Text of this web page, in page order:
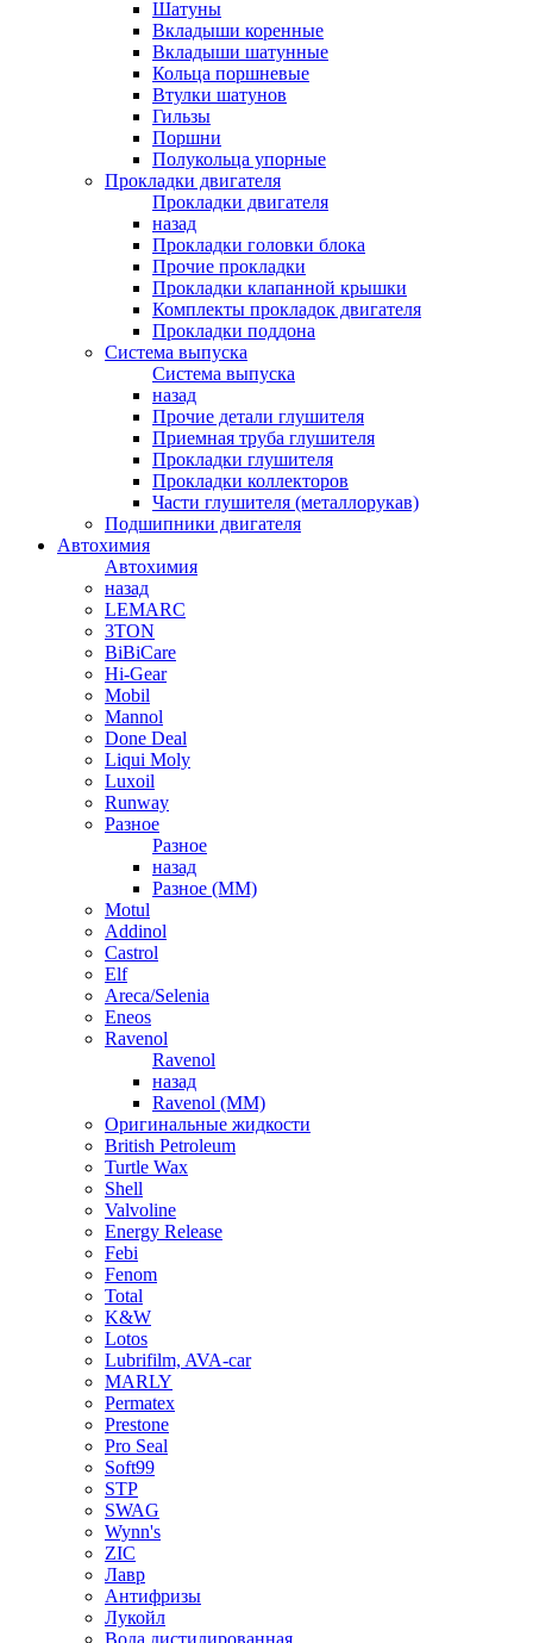
Шатуны
Вкладыши коренные
Вкладыши шатунные
Кольца поршневые
Втулки шатунов
Гильзы
Поршни
Полукольца упорные
Прокладки двигателя
Прокладки двигателя
назад
Прокладки головки блока
Прочие прокладки
Прокладки клапанной крышки
Комплекты прокладок двигателя
Прокладки поддона
Система выпуска
Система выпуска
назад
Прочие детали глушителя
Приемная труба глушителя
Прокладки глушителя
Прокладки коллекторов
Части глушителя (металлорукав)
Подшипники двигателя
Автохимия
Автохимия
назад
LEMARC
3TON
BiBiCare
Hi-Gear
Mobil
Mannol
Done Deal
Liqui Moly
Luxoil
Runway
Разное
Разное
назад
Разное (ММ)
Motul
Addinol
Castrol
Elf
Areca/Selenia
Eneos
Ravenol
Ravenol
назад
Ravenol (ММ)
Оригинальные жидкости
British Petroleum
Turtle Wax
Shell
Valvoline
Energy Release
Febi
Fenom
Total
K&W
Lotos
Lubrifilm, AVA-car
MARLY
Permatex
Prestone
Pro Seal
Soft99
STP
SWAG
Wynn's
ZIC
Лавр
Антифризы
Лукойл
Вода дистилированная